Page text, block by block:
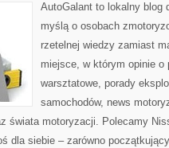
AutoGalant to lokalny blog
myślą o osobach
rzetelnej wiedzy zamiast
miejsce, w którym opinie o
warsztatowe, porady
samochodów, news
świata motoryzacji. Polecamy
dla siebie – zarówno